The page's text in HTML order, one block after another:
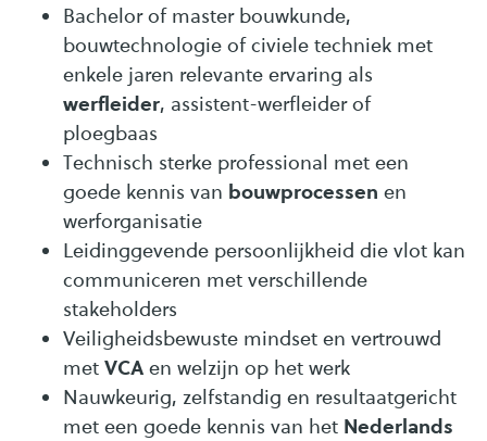
Bachelor of master bouwkunde,
bouwtechnologie of civiele techniek met
enkele jaren relevante ervaring als
werfleider, assistent-werfleider of
ploegbaas
Technisch sterke professional met een
goede kennis van bouwprocessen en
werforganisatie
Leidinggevende persoonlijkheid die vlot kan
communiceren met verschillende
stakeholders
Veiligheidsbewuste mindset en vertrouwd
met VCA en welzijn op het werk
Nauwkeurig, zelfstandig en resultaatgericht
met een goede kennis van het Nederlands